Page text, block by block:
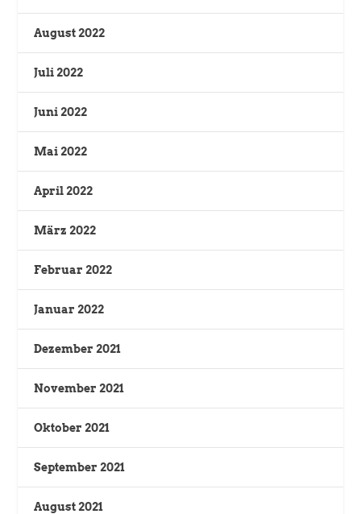
August 2022
Juli 2022
Juni 2022
Mai 2022
April 2022
März 2022
Februar 2022
Januar 2022
Dezember 2021
November 2021
Oktober 2021
September 2021
August 2021